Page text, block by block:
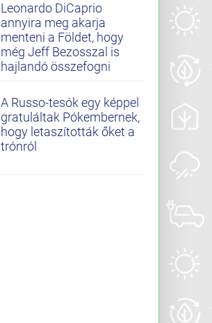
Leonardo DiCaprio
annyira meg akarja
menteni a Földet, hogy
még Jeff Bezosszal is
hajlandó összefogni
A Russo-tesók egy képpel
gratuláltak Pókembernek,
hogy letaszították őket a
trónról